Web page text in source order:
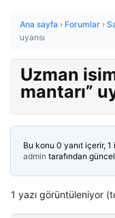
Ana sayfa › Forumlar ›
uyarısı
Uzman
mantarı”
Bu konu 0 yanıt içerir,
admin tarafından
1 yazı görüntüleniyor